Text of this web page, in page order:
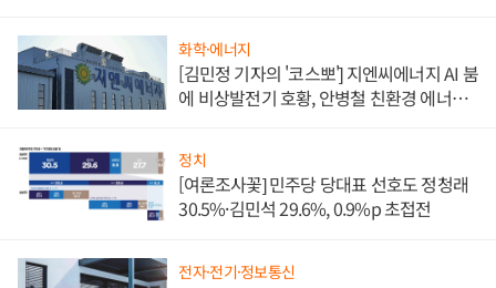
화학·에너지
[김민정 기자의 '코스뽀'] 지엔씨에너지 AI 붐
에 비상발전기 호황, 안병철 친환경 에너지
정치
[여론조사꽃] 민주당 당대표 선호도 정청래
30.5%·김민석 29.6%, 0.9%p 초접전
전자·전기·정보통신